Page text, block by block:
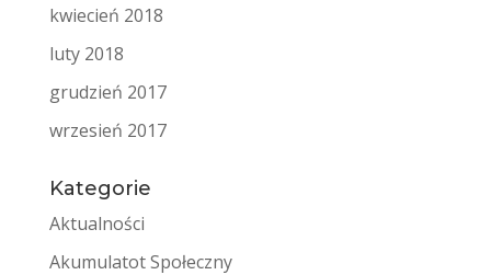
kwiecień 2018
luty 2018
grudzień 2017
wrzesień 2017
Kategorie
Aktualności
Akumulatot Społeczny